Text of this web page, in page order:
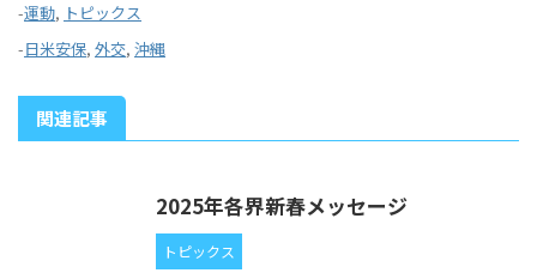
-運動, トピックス
-日米安保, 外交, 沖縄
関連記事
2025年各界新春メッセージ
トピックス